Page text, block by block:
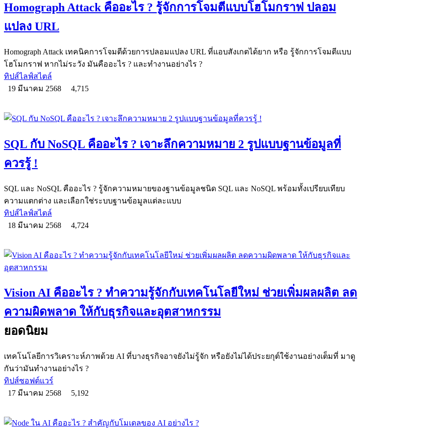
Homograph Attack คืออะไร ? รู้จักการโจมตีแบบโฮโมกราฟ ปลอม
แปลง URL
Homograph Attack เทคนิคการโจมตีด้วยการปลอมแปลง URL ที่แอบสังเกตได้ยาก หรือ รู้จักการโจมตีแบบ
โฮโมกราฟ หากไม่ระวัง มันคืออะไร ? และทำงานอย่างไร ?
ทิปส์ไลฟ์สไตล์
19 มีนาคม 2568
4,715
SQL กับ NoSQL คืออะไร ? เจาะลึกความหมาย 2 รูปแบบฐานข้อมูลที่
ควรรู้ !
SQL และ NoSQL คืออะไร ? รู้จักความหมายของฐานข้อมูลชนิด SQL และ NoSQL พร้อมทั้งเปรียบเทียบ
ความแตกต่าง และเลือกใช่ระบบฐานข้อมูลแต่ละแบบ
ทิปส์ไลฟ์สไตล์
18 มีนาคม 2568
4,724
Vision AI คืออะไร ? ทำความรู้จักกับเทคโนโลยีใหม่ ช่วยเพิ่มผลผลิต ลด
ความผิดพลาด ให้กับธุรกิจและอุตสาหกรรม
ยอดนิยม
เทคโนโลยีการวิเคราะห์ภาพด้วย AI ที่บางธุรกิจอาจยังไม่รู้จัก หรือยังไม่ได้ประยกุต์ใช้งานอย่างเต็มที่ มาดู
กันว่ามันทำงานอย่างไร ?
ทิปส์ซอฟต์แวร์
17 มีนาคม 2568
5,192